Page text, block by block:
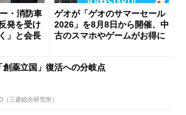
・消防車
発を受け
」と会長
ゲオが「ゲオのサマーセール
2026」を8月8日から開催、中
古のスマホやゲームがお得に
「創薬立国」復活への分岐点
（三菱総合研究所）